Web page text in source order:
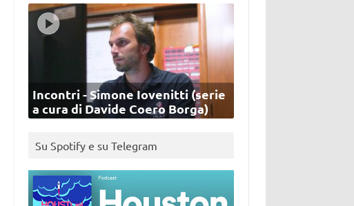
Incontri - Simone Iovenitti (serie
a cura di Davide Coero Borga)
Su Spotify e su Telegram